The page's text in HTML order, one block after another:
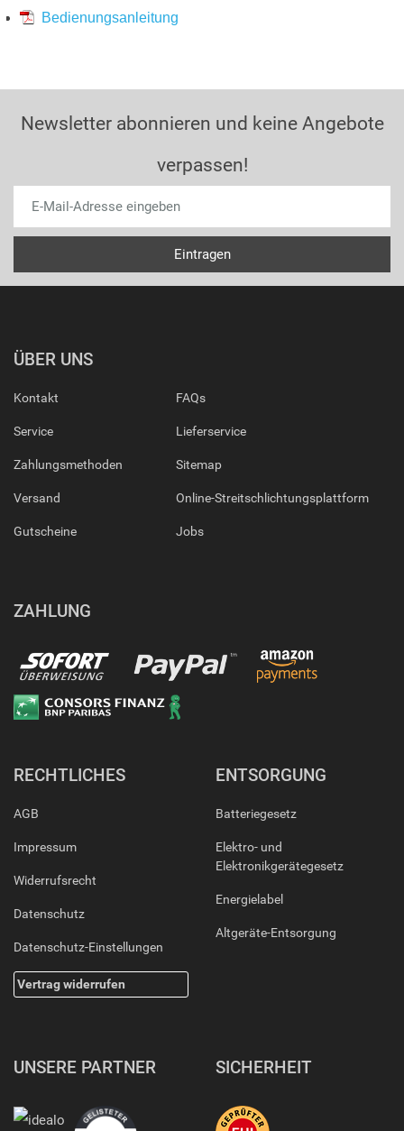
Bedienungsanleitung
Newsletter abonnieren und keine Angebote
verpassen!
ÜBER UNS
Kontakt
Service
Zahlungsmethoden
Versand
Gutscheine
FAQs
Lieferservice
Sitemap
Online-Streitschlichtungsplattform
Jobs
ZAHLUNG
RECHTLICHES
AGB
Impressum
Widerrufsrecht
Datenschutz
Datenschutz-Einstellungen
Vertrag widerrufen
ENTSORGUNG
Batteriegesetz
Elektro- und
Elektronikgerätegesetz
Energielabel
Altgeräte-Entsorgung
UNSERE PARTNER SICHERHEIT